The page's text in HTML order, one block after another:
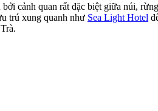
cảnh quan rất đặc biệt giữa núi,
trú xung quanh như Sea Light Hotel